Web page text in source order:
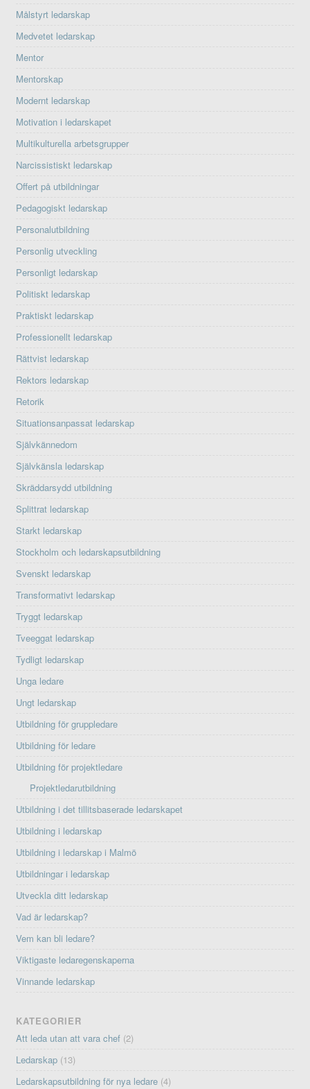
Målstyrt ledarskap
Medvetet ledarskap
Mentor
Mentorskap
Modernt ledarskap
Motivation i ledarskapet
Multikulturella arbetsgrupper
Narcissistiskt ledarskap
Offert på utbildningar
Pedagogiskt ledarskap
Personalutbildning
Personlig utveckling
Personligt ledarskap
Politiskt ledarskap
Praktiskt ledarskap
Professionellt ledarskap
Rättvist ledarskap
Rektors ledarskap
Retorik
Situationsanpassat ledarskap
Självkännedom
Självkänsla ledarskap
Skräddarsydd utbildning
Splittrat ledarskap
Starkt ledarskap
Stockholm och ledarskapsutbildning
Svenskt ledarskap
Transformativt ledarskap
Tryggt ledarskap
Tveeggat ledarskap
Tydligt ledarskap
Unga ledare
Ungt ledarskap
Utbildning för gruppledare
Utbildning för ledare
Utbildning för projektledare
Projektledarutbildning
Utbildning i det tillitsbaserade ledarskapet
Utbildning i ledarskap
Utbildning i ledarskap i Malmö
Utbildningar i ledarskap
Utveckla ditt ledarskap
Vad är ledarskap?
Vem kan bli ledare?
Viktigaste ledaregenskaperna
Vinnande ledarskap
KATEGORIER
Att leda utan att vara chef (2)
Ledarskap (13)
Ledarskapsutbildning för nya ledare (4)